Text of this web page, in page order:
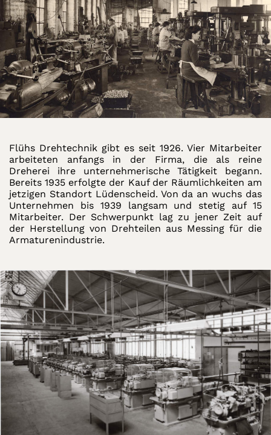
Flühs Drehtechnik gibt es seit 1926. Vier Mitarbeiter
arbeiteten anfangs in der Firma, die als reine
Dreherei ihre unternehmerische Tätigkeit begann.
Bereits 1935 erfolgte der Kauf der Räumlichkeiten am
jetzigen Standort Lüdenscheid. Von da an wuchs das
Unternehmen bis 1939 langsam und stetig auf 15
Mitarbeiter. Der Schwerpunkt lag zu jener Zeit auf
der Herstellung von Drehteilen aus Messing für die
Armaturenindustrie.